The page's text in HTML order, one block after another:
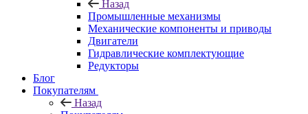
Назад
Промышленные механизмы
Механические компоненты и приводы
Двигатели
Гидравлические комплектующие
Редукторы
Блог
Покупателям
Назад